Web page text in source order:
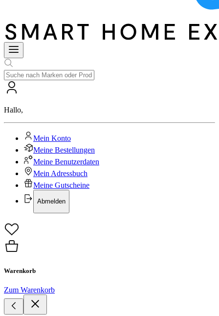
Hallo,
Mein Konto
Meine Bestellungen
Meine Benutzerdaten
Mein Adressbuch
Meine Gutscheine
Abmelden
Warenkorb
Zum Warenkorb